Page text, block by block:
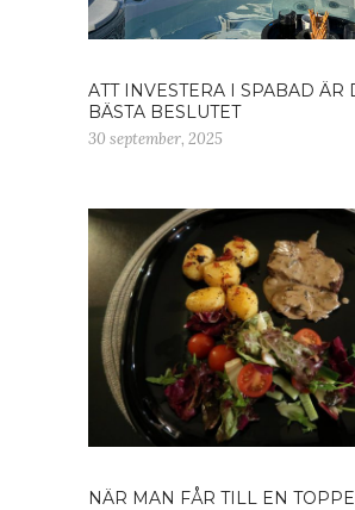
ATT INVESTERA I SPABAD ÄR
BÄSTA BESLUTET
30 september, 2025
NÄR MAN FÅR TILL EN